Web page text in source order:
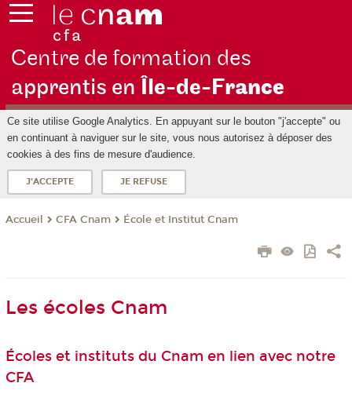
Centre de formation des
apprentis en Île-de-France
Ce site utilise Google Analytics. En appuyant sur le bouton "j'accepte" ou
en continuant à naviguer sur le site, vous nous autorisez à déposer des
cookies à des fins de mesure d'audience.
J'ACCEPTE JE REFUSE
Accueil CFA Cnam École et Institut Cnam
Les écoles Cnam
Écoles et instituts du Cnam en lien avec notre
CFA